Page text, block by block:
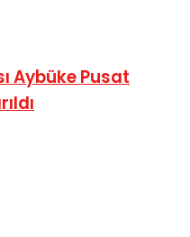
Aybüke Pusat